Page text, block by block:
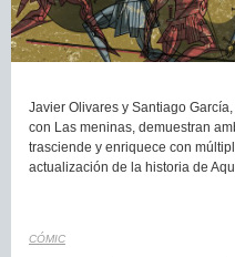
Javier Olivares y Santiago
con Las meninas, demuestran
trasciende y enriquece con
actualización de la historia de
CÓMIC